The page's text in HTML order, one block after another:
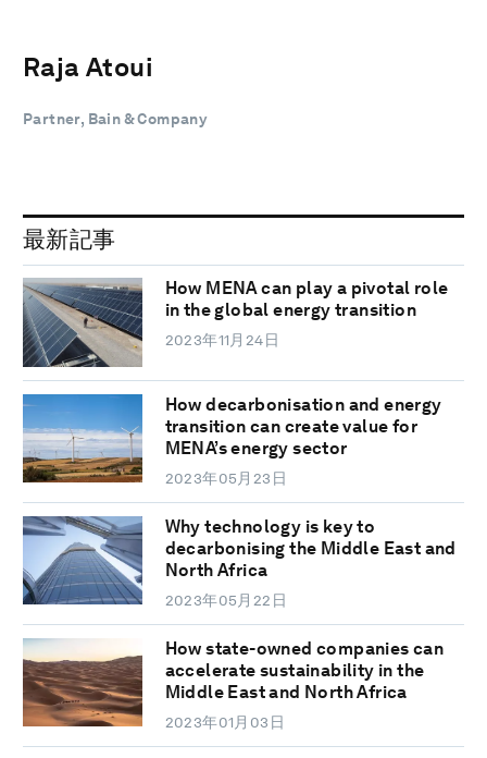
Raja Atoui
Partner, Bain & Company
最新記事
How MENA can play a pivotal role
in the global energy transition
2023年11月24日
How decarbonisation and energy
transition can create value for
MENA’s energy sector
2023年05月23日
Why technology is key to
decarbonising the Middle East and
North Africa
2023年05月22日
How state-owned companies can
accelerate sustainability in the
Middle East and North Africa
2023年01月03日